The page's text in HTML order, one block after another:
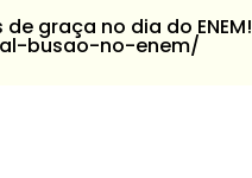
graça no dia do ENEM!
busao-no-enem/